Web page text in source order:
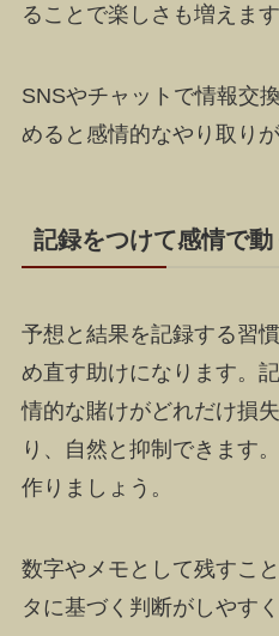
ることで楽しさも増えます
SNSやチャットで情報交
めると感情的なやり取りが
記録をつけて感情で
予想と結果を記録する習
め直す助けになります。
情的な賭けがどれだけ損
り、自然と抑制できます
作りましょう。
数字やメモとして残すこ
タに基づく判断がしやすく